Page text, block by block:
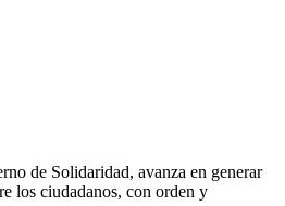
de Solidaridad, avanza en generar
los ciudadanos, con orden y